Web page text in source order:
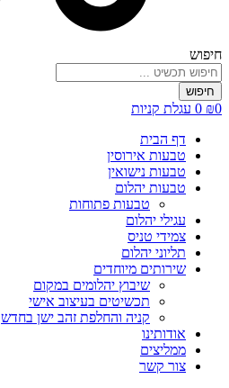
חיפוש
חיפוש
₪0
0 עגלת קניות
דף הבית
טבעות אירוסין
טבעות נישואין
טבעות יהלום
טבעות פתוחות
עגילי יהלום
צמידי טניס
תליוני יהלום
שירותים מיוחדים
שיבוץ יהלומים במקום
תכשיטים בעיצוב אישי
קניה והחלפת זהב ישן בחדש
אודותינו
ממליצים
צור קשר